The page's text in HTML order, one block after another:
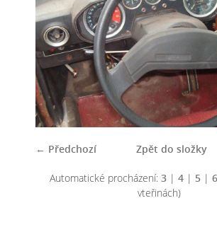
← Předchozí Zpět do složky
Automatické procházení: 3 | 4 | 5 | 6
vteřinách)